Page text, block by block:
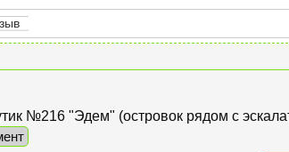
№216 "Эдем" (островок рядом с